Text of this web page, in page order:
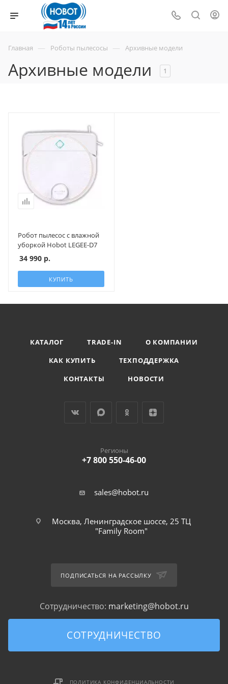
Главная — Роботы пылесосы — Архивные модели
Архивные модели 1
Робот пылесос с влажной
уборкой Hobot LEGEE-D7
34 990 р.
КУПИТЬ
КАТАЛОГ TRADE-IN
О КОМПАНИИ
КАК КУПИТЬ
ТЕХПОДДЕРЖКА
КОНТАКТЫ
НОВОСТИ
Регионы
+7 800 550-46-00
sales@hobot.ru
Москва, Ленинградское шоссе, 25 ТЦ
"Family Room"
ПОДПИСАТЬСЯ НА РАССЫЛКУ
Сотрудничество: marketing@hobot.ru
СОТРУДНИЧЕСТВО
ПОЛИТИКА КОНФИДЕНЦИАЛЬНОСТИ